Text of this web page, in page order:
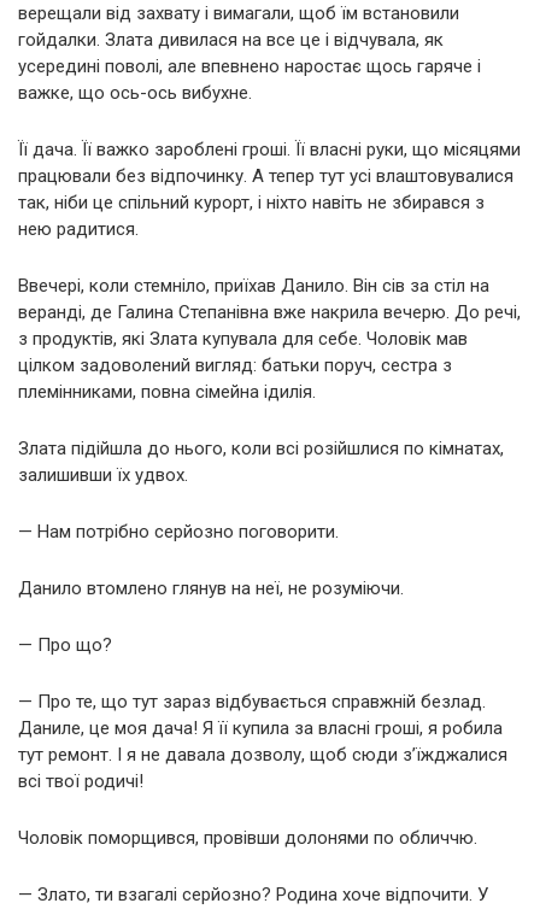
верещали від захвату і вимагали, щоб їм встановили
гойдалки. Злата дивилася на все це і відчувала, як
усередині поволі, але впевнено наростає щось гаряче і
важке, що ось-ось вибухне.
Її дача. Її важко зароблені гроші. Її власні руки, що місяцями
працювали без відпочинку. А тепер тут усі влаштовувалися
так, ніби це спільний курорт, і ніхто навіть не збирався з
нею радитися.
Ввечері, коли стемніло, приїхав Данило. Він сів за стіл на
веранді, де Галина Степанівна вже накрила вечерю. До речі,
з продуктів, які Злата купувала для себе. Чоловік мав
цілком задоволений вигляд: батьки поруч, сестра з
племінниками, повна сімейна ідилія.
Злата підійшла до нього, коли всі розійшлися по кімнатах,
залишивши їх удвох.
— Нам потрібно серйозно поговорити.
Данило втомлено глянув на неї, не розуміючи.
— Про що?
— Про те, що тут зараз відбувається справжній безлад.
Даниле, це моя дача! Я її купила за власні гроші, я робила
тут ремонт. І я не давала дозволу, щоб сюди з’їжджалися
всі твої родичі!
Чоловік поморщився, провівши долонями по обличчю.
— Злато, ти взагалі серйозно? Родина хоче відпочити. У